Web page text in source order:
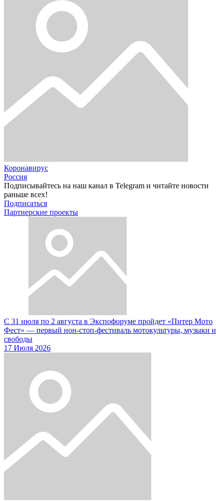
Коронавирус
Россия
Подписывайтесь на наш канал в Telegram и читайте новости
раньше всех!
Подписаться
Партнерские проекты
С 31 июля по 2 августа в Экспофоруме пройдет «Питер Мото
Фест» — первый нон-стоп-фестиваль мотокультуры, музыки и
свободы
17 Июля 2026